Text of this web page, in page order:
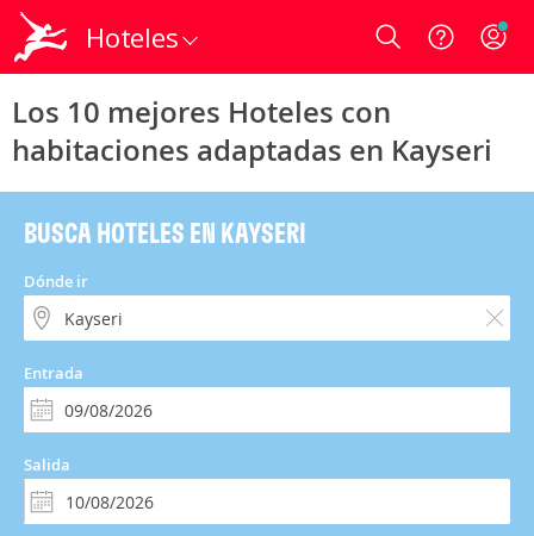
Hoteles Login
Los 10 mejores Hoteles con
habitaciones adaptadas en Kayseri
BUSCA HOTELES EN KAYSERI
Dónde ir
Entrada
Salida